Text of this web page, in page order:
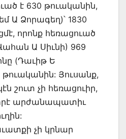
է 630 թուականին,
Ա Ձորագեղ)՝ 1830
որոնք հեռացուած
Ա Սիւնի) 969
(Դաւիթ Ե
թուականին: Յուսանք,
շուտ չի հեռացուիր,
արժանապատիւ
չի կրնար